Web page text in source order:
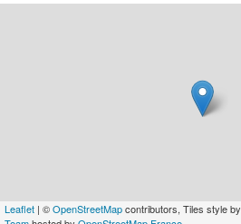
Leaflet | ©OpenStreetMapcontributors, Tiles style by